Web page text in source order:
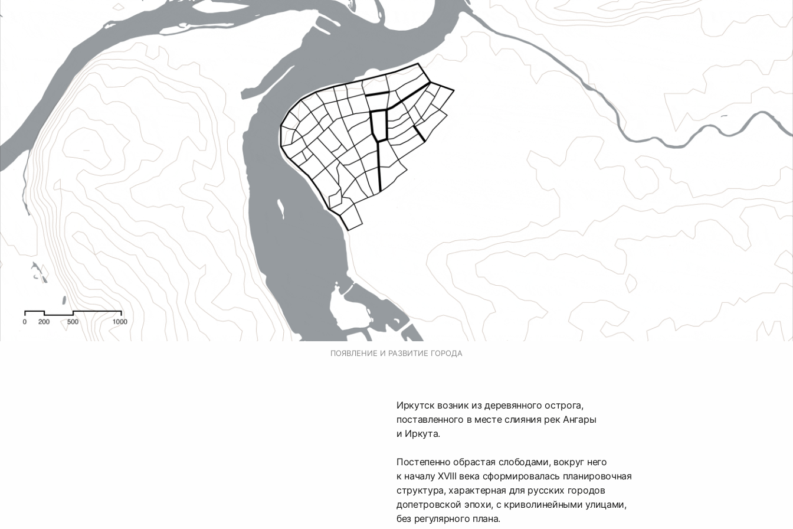
ПОЯВЛЕНИЕ И РАЗВИТИЕ ГОРОДА
Иркутск возник из деревянного острога,
поставленного в месте слияния рек Ангары
и Иркута.
Постепенно обрастая слободами, вокруг него
к началу XVIII века сформировалась планировочная
структура, характерная для русских городов
допетровской эпохи, с криволинейными улицами,
без регулярного плана.